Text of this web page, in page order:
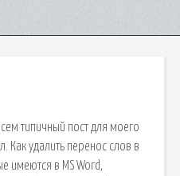
типичный пост для моего
Как удалить перенос слов в
имеются в MS Word,